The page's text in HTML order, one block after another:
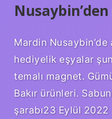
Nusaybin’den
Mardin Nusaybin’de
hediyelik eşyalar
temalı magnet.
Bakır ürünleri.
şarabı23 Eylül 2022